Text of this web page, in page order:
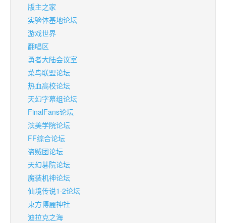
版主之家
实验体基地论坛
游戏世界
翻唱区
勇者大陆会议室
菜鸟联盟论坛
热血高校论坛
天幻字幕组论坛
FinalFans论坛
滨美学院论坛
FF综合论坛
盗贼团论坛
天幻碁院论坛
魔装机神论坛
仙境传说1·2论坛
東方博麗神社
迪拉克之海